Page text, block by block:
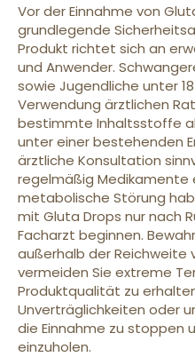
Vor der Einnahme von
grundlegende
Produkt richtet sich an
und Anwender.
sowie Jugendliche unter
Verwendung ärztlichen
bestimmte Inhaltsstoffe
unter einer bestehenden
ärztliche Konsultation
regelmäßig Medikamente
metabolische Störung
mit Gluta Drops nur nach
Facharzt beginnen.
außerhalb der Reichweite
vermeiden Sie extreme
Produktqualität zu
Unverträglichkeiten oder
die Einnahme zu stoppen
einzuholen.